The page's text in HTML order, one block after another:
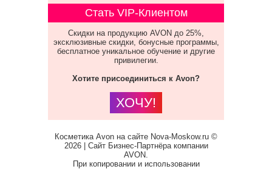
Стать VIP-Клиентом
Скидки на продукцию AVON до 25%,
эксклюзивные скидки, бонусные программы,
бесплатное уникальное обучение и другие
привилегии.
Хотите присоединиться к Avon?
ХОЧУ!
Косметика Avon на сайте Nova-Moskow.ru ©
2026 | Сайт Бизнес-Партнёра компании
AVON.
При копировании и использовании